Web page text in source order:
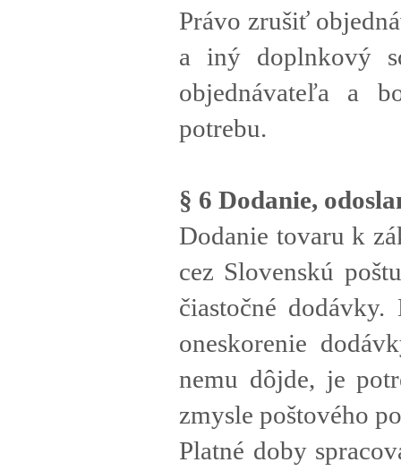
Právo zrušiť
a iný doplnkový
objednávateľa a
potrebu.
§ 6 Dodanie,
Dodanie tovaru k
cez Slovenskú
čiastočné
oneskorenie
nemu dôjde, je
zmysle poštového
Platné doby